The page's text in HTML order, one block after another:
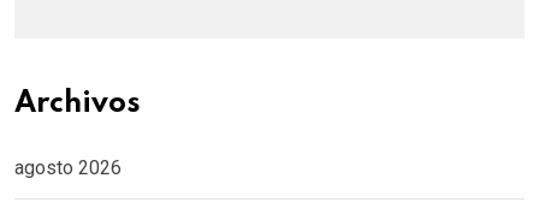
Archivos
agosto 2026